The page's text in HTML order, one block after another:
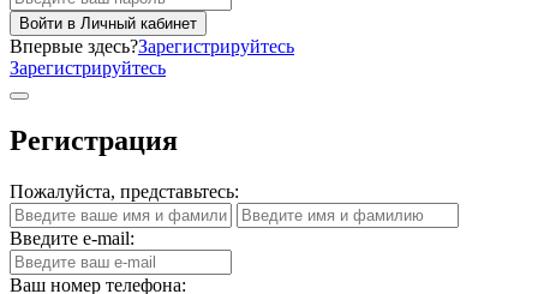
Войти в Личный кабинет
Впервые здесь?Зарегистрируйтесь
Зарегистрируйтесь
Регистрация
Пожалуйста, представьтесь:
Введите e-mail:
Ваш номер телефона: